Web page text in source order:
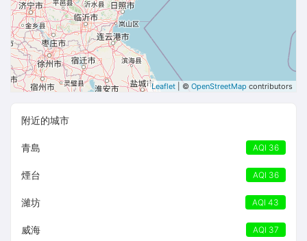
Leaflet | © OpenStreetMap contributors
附近的城市
青島 AQI 36
煙台 AQI 36
濰坊 AQI 43
威海 AQI 37